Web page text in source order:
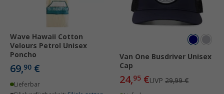
Wave Hawaii Cotton
Velours Petrol Unisex
Poncho
69,90 €
Lieferbar
Van One Busdriver Unisex
Cap
24,95 €UVP 29,99 €